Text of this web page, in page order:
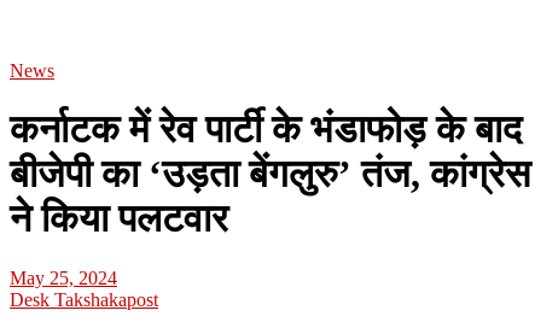
News
कर्नाटक में रेव पार्टी के भंडाफोड़ के बाद
बीजेपी का ‘उड़ता बेंगलुरु’ तंज, कांग्रेस
ने किया पलटवार
May 25, 2024
Desk Takshakapost